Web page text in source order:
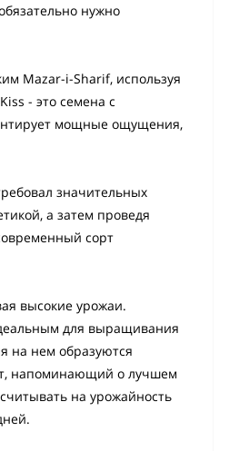
нужно
Mazar-i-Sharif, используя
- это семена с
мощные ощущения,
значительных
а затем проведя
сорт
высокие урожаи.
для выращивания
на нем образуются
напоминающий о лучшем
на урожайность